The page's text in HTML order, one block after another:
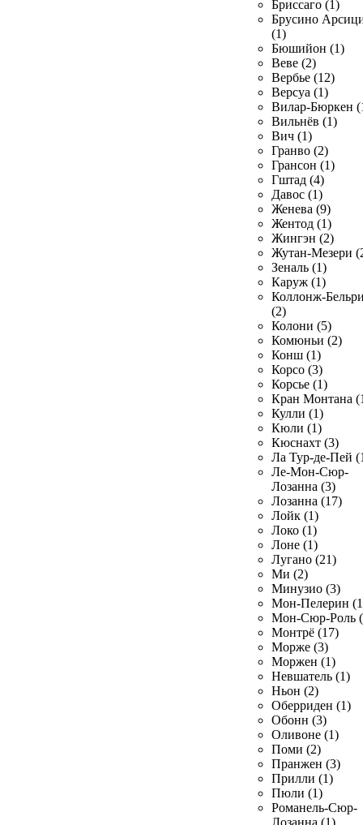
Бриссаго (1)
Брусино
(1)
Бюшийон (1)
Веве (2)
Вербье (12)
Версуа (1)
Вилар-Бюркен
Вильнёв (1)
Вич (1)
Гранво (2)
Грансон (1)
Гштад (4)
Давос (1)
Женева (9)
Жентод (1)
Жингэн (2)
Жутан-Мезери
Зеналь (1)
Каруж (1)
Коллонж-
(2)
Колони (5)
Комюньи (2)
Конш (1)
Корсо (3)
Корсье (1)
Кран Монтана
Кулли (1)
Кюли (1)
Кюснахт (3)
Ла Тур-де-Пей
Ле-Мон-Сюр-
Лозанна (3)
Лозанна (17)
Лойк (1)
Локо (1)
Лоне (1)
Лугано (21)
Ми (2)
Минузио (3)
Мон-Пелерин
Мон-Сюр-Роль
Монтрё (17)
Морже (3)
Моржен (1)
Невшатель (1)
Ньон (2)
Оберриден (1)
Обонн (3)
Оливоне (1)
Поми (2)
Пранжен (3)
Прилли (1)
Пюли (1)
Романель-Сюр-
Лозанна (1)